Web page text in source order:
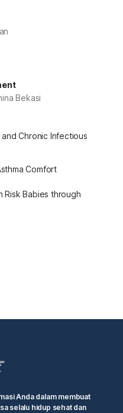
Bekasi
Chronic Infectious
Comfort
Risk Babies through
Anda dalam membuat
selalu hidup sehat dan